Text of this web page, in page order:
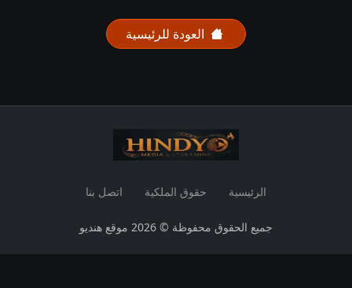
العودة للرئيسية
الرئيسية حقوق الملكية اتصل بنا
جميع الحقوق محفوظة © 2026 موقع هنديو